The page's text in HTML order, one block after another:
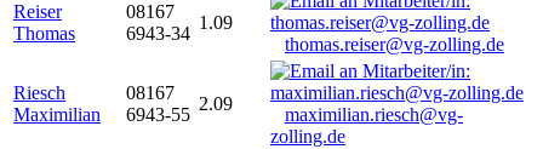
Reiser
Thomas
08167
6943-34
1.09
thomas.reiser@vg-zolling.de
Riesch
Maximilian
08167
6943-55
2.09
maximilian.riesch@vg-
zolling.de